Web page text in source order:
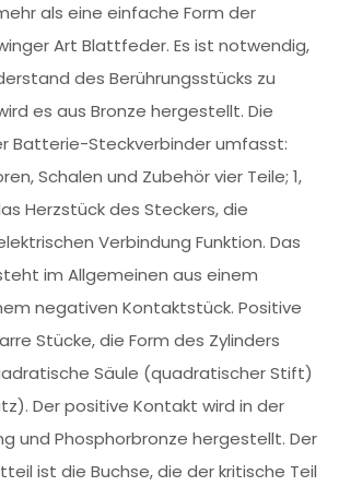
als eine einfache Form der
Art Blattfeder. Es ist notwendig,
des Berührungsstücks zu
es aus Bronze hergestellt. Die
Batterie-Steckverbinder umfasst:
Schalen und Zubehör vier Teile; 1,
Herzstück des Steckers, die
Verbindung Funktion. Das
im Allgemeinen aus einem
negativen Kontaktstück. Positive
Stücke, die Form des Zylinders
Säule (quadratischer Stift)
Der positive Kontakt wird in der
und Phosphorbronze hergestellt. Der
ist die Buchse, die der kritische Teil